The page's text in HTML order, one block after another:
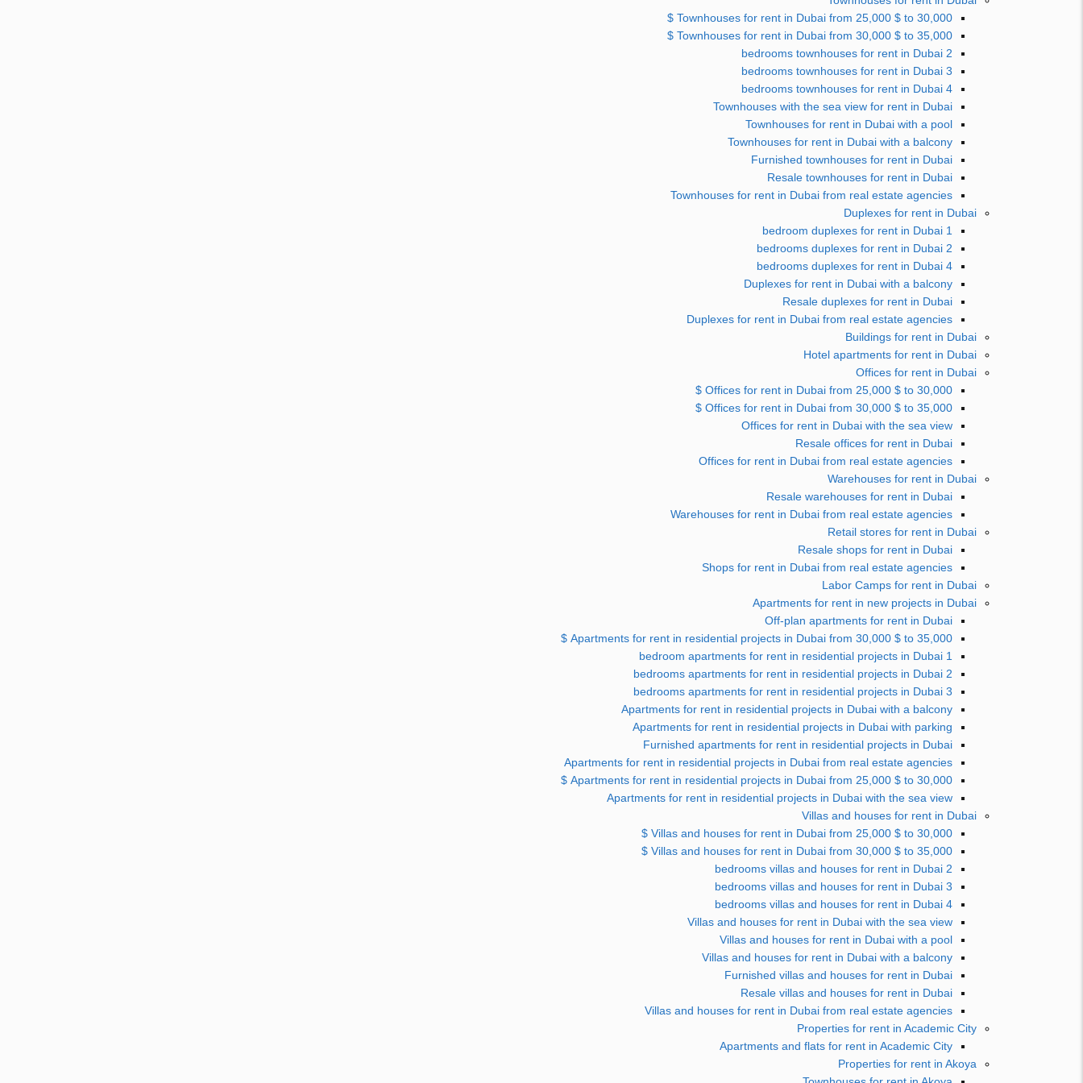
Townhouses for rent in Dubai from 25,000 $ to 30,000 $
Townhouses for rent in Dubai from 30,000 $ to 35,000 $
2 bedrooms townhouses for rent in Dubai
3 bedrooms townhouses for rent in Dubai
4 bedrooms townhouses for rent in Dubai
Townhouses with the sea view for rent in Dubai
Townhouses for rent in Dubai with a pool
Townhouses for rent in Dubai with a balcony
Furnished townhouses for rent in Dubai
Resale townhouses for rent in Dubai
Townhouses for rent in Dubai from real estate agencies
Duplexes for rent in Dubai
1 bedroom duplexes for rent in Dubai
2 bedrooms duplexes for rent in Dubai
4 bedrooms duplexes for rent in Dubai
Duplexes for rent in Dubai with a balcony
Resale duplexes for rent in Dubai
Duplexes for rent in Dubai from real estate agencies
Buildings for rent in Dubai
Hotel apartments for rent in Dubai
Offices for rent in Dubai
Offices for rent in Dubai from 25,000 $ to 30,000 $
Offices for rent in Dubai from 30,000 $ to 35,000 $
Offices for rent in Dubai with the sea view
Resale offices for rent in Dubai
Offices for rent in Dubai from real estate agencies
Warehouses for rent in Dubai
Resale warehouses for rent in Dubai
Warehouses for rent in Dubai from real estate agencies
Retail stores for rent in Dubai
Resale shops for rent in Dubai
Shops for rent in Dubai from real estate agencies
Labor Camps for rent in Dubai
Apartments for rent in new projects in Dubai
Off-plan apartments for rent in Dubai
Apartments for rent in residential projects in Dubai from 30,000 $ to 35,000 $
1 bedroom apartments for rent in residential projects in Dubai
2 bedrooms apartments for rent in residential projects in Dubai
3 bedrooms apartments for rent in residential projects in Dubai
Apartments for rent in residential projects in Dubai with a balcony
Apartments for rent in residential projects in Dubai with parking
Furnished apartments for rent in residential projects in Dubai
Apartments for rent in residential projects in Dubai from real estate agencies
Apartments for rent in residential projects in Dubai from 25,000 $ to 30,000 $
Apartments for rent in residential projects in Dubai with the sea view
Villas and houses for rent in Dubai
Villas and houses for rent in Dubai from 25,000 $ to 30,000 $
Villas and houses for rent in Dubai from 30,000 $ to 35,000 $
2 bedrooms villas and houses for rent in Dubai
3 bedrooms villas and houses for rent in Dubai
4 bedrooms villas and houses for rent in Dubai
Villas and houses for rent in Dubai with the sea view
Villas and houses for rent in Dubai with a pool
Villas and houses for rent in Dubai with a balcony
Furnished villas and houses for rent in Dubai
Resale villas and houses for rent in Dubai
Villas and houses for rent in Dubai from real estate agencies
Properties for rent in Academic City
Apartments and flats for rent in Academic City
Properties for rent in Akoya